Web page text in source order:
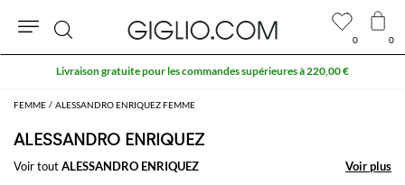
FEMME ALESSANDRO ENRIQUEZ FEMME
ALESSANDRO ENRIQUEZ
Voir toutALESSANDRO ENRIQUEZ Voir plus
Voir plus
0 0
Rechercher
Livraison gratuite pour les commandes supérieures à 220,00 €